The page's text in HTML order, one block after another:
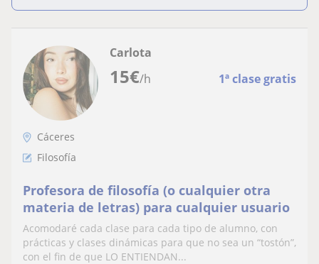
15€/h 1ª clase gratis
Carlota
Cáceres
Filosofía
Profesora de filosofía (o cualquier otra
materia de letras) para cualquier usuario
Acomodaré cada clase para cada tipo de alumno, con
prácticas y clases dinámicas para que no sea un “tostón”,
con el fin de que LO ENTIENDAN...